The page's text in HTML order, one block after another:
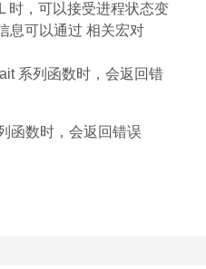
时，可以接受进程状态变
息可以通过 相关宏对
系列函数时，会返回错
函数时，会返回错误